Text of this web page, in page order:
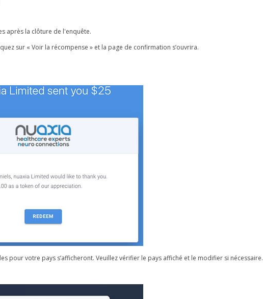
après la clôture de l'enquête.
sur « Voir la récompense » et la page de confirmation s’ouvrira.
pour votre pays s’afficheront. Veuillez vérifier le pays affiché et le modifier si nécessaire.